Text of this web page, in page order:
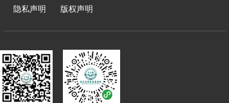
隐私声明 版权声明